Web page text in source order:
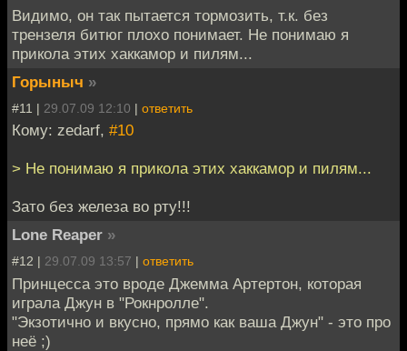
Видимо, он так пытается тормозить, т.к. без
трензеля битюг плохо понимает. Не понимаю я
прикола этих хаккамор и пилям...
Горыныч »
#11 | 29.07.09 12:10 | ответить
Кому: zedarf, #10
> Не понимаю я прикола этих хаккамор и пилям...
Зато без железа во рту!!!
Lone Reaper »
#12 | 29.07.09 13:57 | ответить
Принцесса это вроде Джемма Артертон, которая
играла Джун в "Рокнролле".
"Экзотично и вкусно, прямо как ваша Джун" - это про
неё ;)